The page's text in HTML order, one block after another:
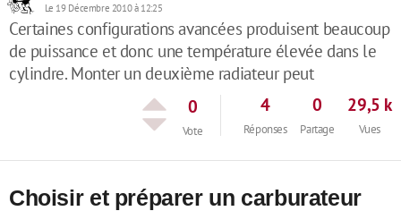
Le 19 Décembre 2010 à 12:25
Certaines configurations avancées produisent beaucoup
de puissance et donc une température élevée dans le
cylindre. Monter un deuxième radiateur peut
0
Vote
4
Réponses
0
Partage
29,5 k
Vues
Choisir et préparer un carburateur